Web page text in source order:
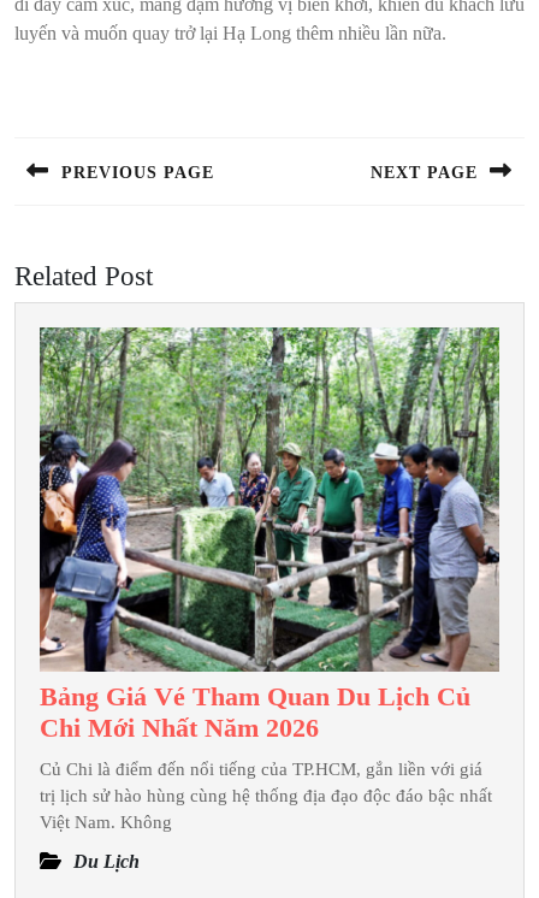
đi đầy cảm xúc, mang đậm hương vị biển khơi, khiến du khách lưu
luyến và muốn quay trở lại Hạ Long thêm nhiều lần nữa.
bài
PREVIOUS PAGE NEXT PAGE
Related Post
Bảng Giá Vé Tham Quan Du Lịch Củ
Chi Mới Nhất Năm 2026Bảng
Giá
Vé
Củ Chi là điểm đến nổi tiếng của TP.HCM, gắn liền với giá
trị lịch sử hào hùng cùng hệ thống địa đạo độc đáo bậc nhất
Việt Nam. Không
Du Lịch